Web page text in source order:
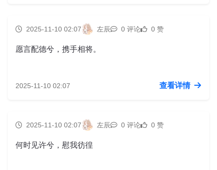
2025-11-10 02:07 左辰 0 评论 0 赞
愿言配德兮，携手相将。
2025-11-10 02:07 查看详情
2025-11-10 02:07 左辰 0 评论 0 赞
何时见许兮，慰我彷徨